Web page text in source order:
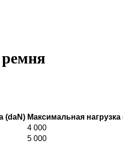
(daN) Максимальная нагрузка
4 000
5 000